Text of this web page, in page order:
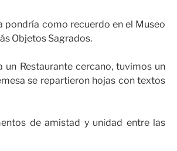
pondría como recuerdo en el Museo
Objetos Sagrados.
un Restaurante cercano, tuvimos un
se repartieron hojas con textos
de amistad y unidad entre las